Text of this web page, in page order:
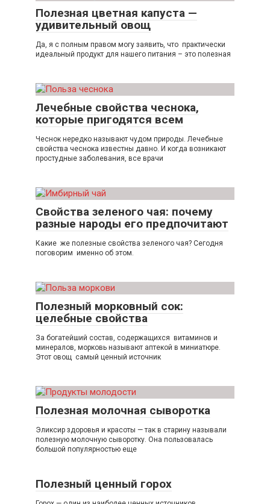
Полезная цветная капуста —
удивительный овощ
Да, я с полным правом могу заявить, что практически
идеальный продукт для нашего питания – это полезная
Лечебные свойства чеснока,
которые пригодятся всем
Чеснок нередко называют чудом природы. Лечебные
свойства чеснока известны давно. И когда возникают
простудные заболевания, все врачи
Свойства зеленого чая: почему
разные народы его предпочитают
Какие же полезные свойства зеленого чая? Сегодня
поговорим именно об этом.
Полезный морковный сок:
целебные свойства
За богатейший состав, содержащихся витаминов и
минералов, морковь называют аптекой в миниатюре.
Этот овощ самый ценный источник
Полезная молочная сыворотка
Эликсир здоровья и красоты — так в старину называли
полезную молочную сыворотку. Она пользовалась
большой популярностью еще
Полезный ценный горох